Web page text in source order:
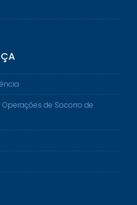
Operações de Socorro de